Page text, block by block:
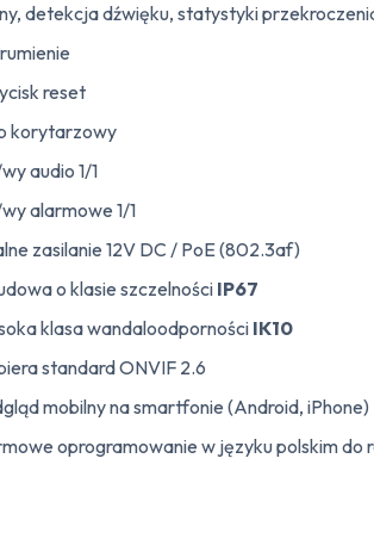
detekcja dźwięku, statystyki
reset
korytarzowy
audio 1/1
alarmowe 1/1
zasilanie 12V DC / PoE (802.3af)
o klasie szczelności IP67
klasa wandaloodporności IK10
standard ONVIF 2.6
mobilny na smartfonie (Android, iPhone)
oprogramowanie w języku polskim do